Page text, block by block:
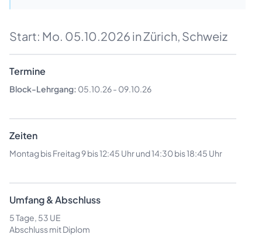
Start: Mo. 05.10.2026 in Zürich, Schweiz
Termine
Block-Lehrgang: 05.10.26- 09.10.26
Zeiten
Montag bis Freitag 9 bis 12:45 Uhr und 14:30 bis 18:45 Uhr
Umfang & Abschluss
5 Tage, 53 UE
Abschluss mit Diplom